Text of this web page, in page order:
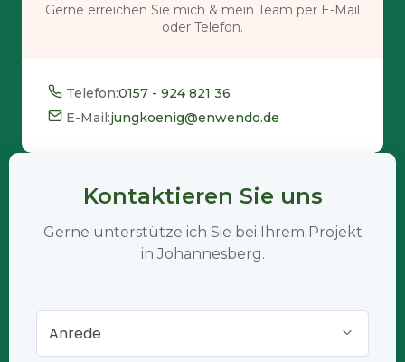
Gerne erreichen Sie mich & mein Team per E-Mail
oder Telefon.
Telefon:0157 - 924 821 36
E-Mail:jungkoenig@enwendo.de
Kontaktieren Sie uns
Gerne unterstütze ich Sie bei Ihrem Projekt
in Johannesberg.